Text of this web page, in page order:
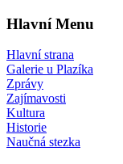
Hlavní Menu
Hlavní strana
Galerie u Plazíka
Zprávy
Zajímavosti
Kultura
Historie
Naučná stezka